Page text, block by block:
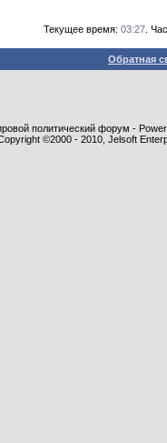
Текущее время: 03:27 .
Обратная
политический форум -
©2000 - 2010, Jelsoft